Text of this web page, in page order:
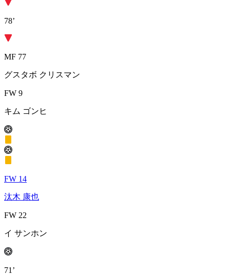
78’
MF 77
グスタボ クリスマン
FW 9
キム ゴンヒ
FW 14
汰木 康也
FW 22
イ サンホン
71’